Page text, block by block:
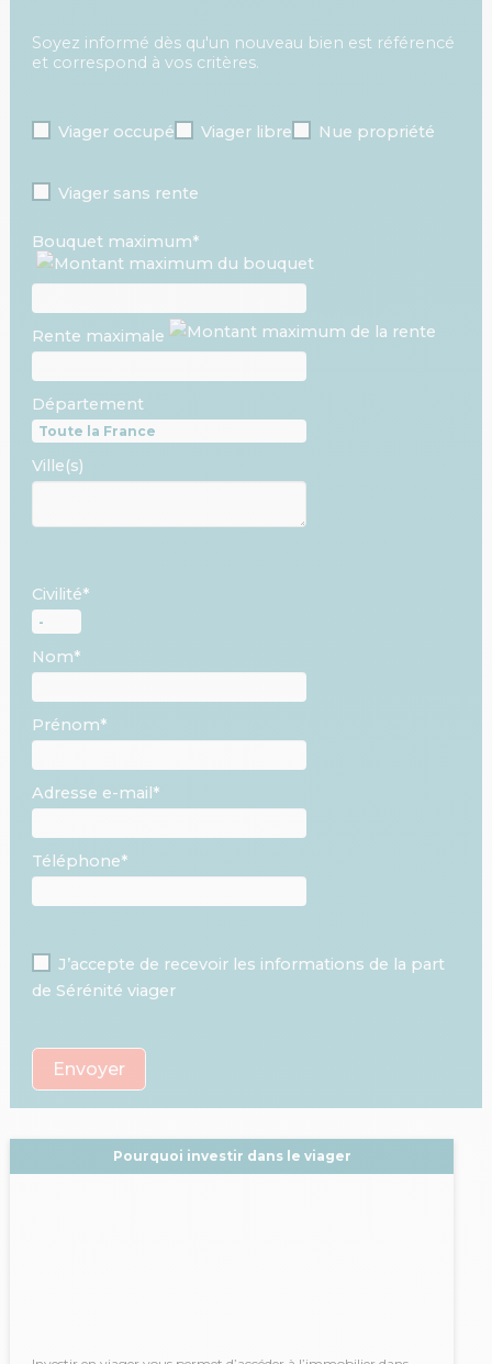
Soyez informé dès qu'un nouveau bien est référencé
et correspond à vos critères.
Viager occupé Viager libre Nue propriété
Viager sans rente
Bouquet maximum*
Rente maximale
Département
Ville(s)
Civilité*
Nom*
Prénom*
Adresse e-mail*
Téléphone*
J’accepte de recevoir les informations de la part
de Sérénité viager
Pourquoi investir dans le viager